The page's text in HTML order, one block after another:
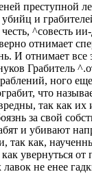
преступной
и
^совесть
отнимает
И отнимает все
Грабитель
ного
что
так как их
за свой
и убивают
так как,
увернуться
не енее